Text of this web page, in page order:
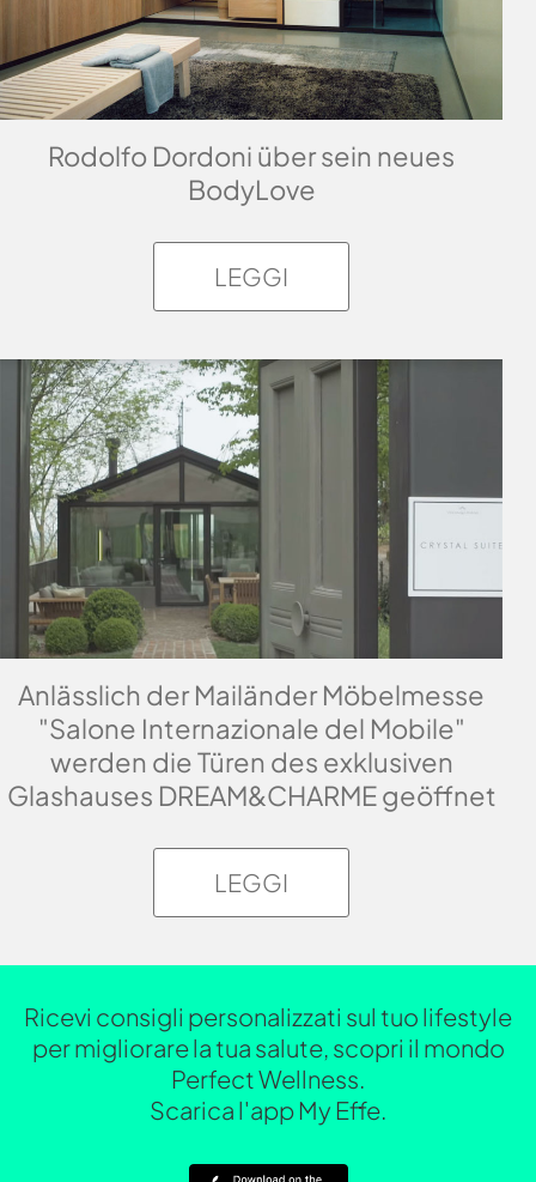
Rodolfo Dordoni über sein neues
BodyLove
LEGGI
Anlässlich der Mailänder Möbelmesse
"Salone Internazionale del Mobile"
werden die Türen des exklusiven
Glashauses DREAM&CHARME geöffnet
LEGGI
Ricevi consigli personalizzati sul tuo lifestyle
per migliorare la tua salute, scopri il mondo
Perfect Wellness.
Scarica l'app My Effe.